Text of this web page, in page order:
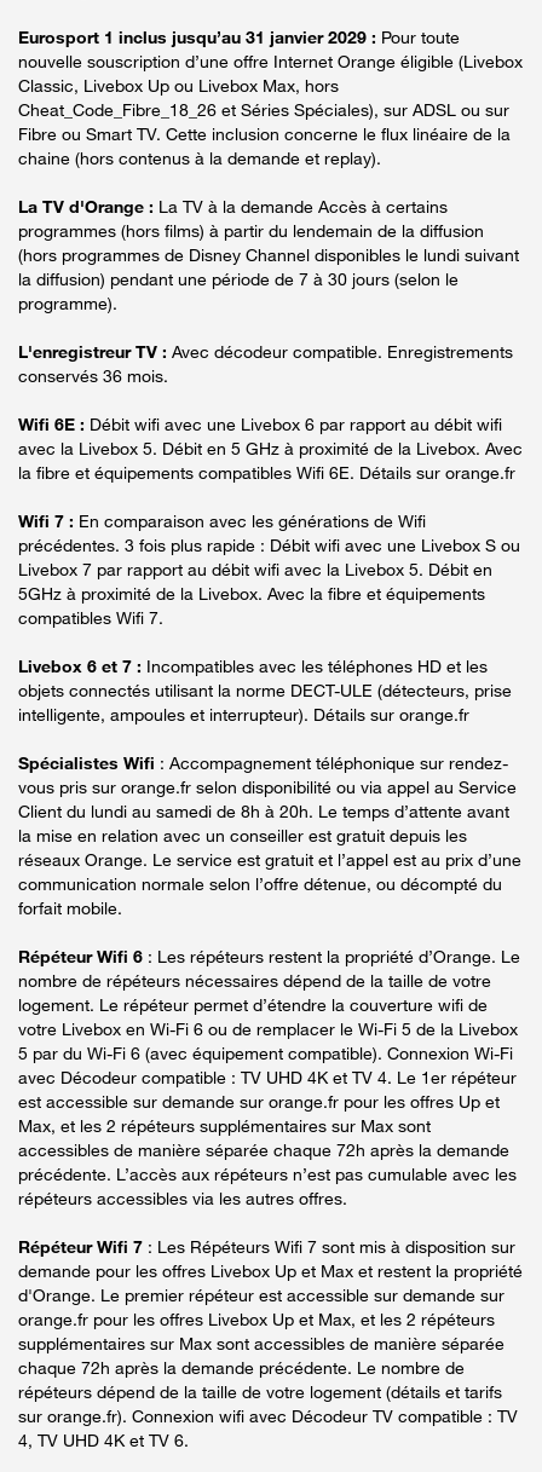
Eurosport 1 inclus jusqu’au 31 janvier 2029 : Pour toute
nouvelle souscription d’une offre Internet Orange éligible (Livebox
Classic, Livebox Up ou Livebox Max, hors
Cheat_Code_Fibre_18_26 et Séries Spéciales), sur ADSL ou sur
Fibre ou Smart TV. Cette inclusion concerne le flux linéaire de la
chaine (hors contenus à la demande et replay).
La TV d'Orange : La TV à la demande Accès à certains
programmes (hors films) à partir du lendemain de la diffusion
(hors programmes de Disney Channel disponibles le lundi suivant
la diffusion) pendant une période de 7 à 30 jours (selon le
programme).
L'enregistreur TV : Avec décodeur compatible. Enregistrements
conservés 36 mois.
Wifi 6E : Débit wifi avec une Livebox 6 par rapport au débit wifi
avec la Livebox 5. Débit en 5 GHz à proximité de la Livebox. Avec
la fibre et équipements compatibles Wifi 6E. Détails sur orange.fr
Wifi 7 : En comparaison avec les générations de Wifi
précédentes. 3 fois plus rapide : Débit wifi avec une Livebox S ou
Livebox 7 par rapport au débit wifi avec la Livebox 5. Débit en
5GHz à proximité de la Livebox. Avec la fibre et équipements
compatibles Wifi 7.
Livebox 6 et 7 : Incompatibles avec les téléphones HD et les
objets connectés utilisant la norme DECT-ULE (détecteurs, prise
intelligente, ampoules et interrupteur). Détails sur orange.fr
Spécialistes Wifi : Accompagnement téléphonique sur rendez-
vous pris sur orange.fr selon disponibilité ou via appel au Service
Client du lundi au samedi de 8h à 20h. Le temps d’attente avant
la mise en relation avec un conseiller est gratuit depuis les
réseaux Orange. Le service est gratuit et l’appel est au prix d’une
communication normale selon l’offre détenue, ou décompté du
forfait mobile.
Répéteur Wifi 6 : Les répéteurs restent la propriété d’Orange. Le
nombre de répéteurs nécessaires dépend de la taille de votre
logement. Le répéteur permet d’étendre la couverture wifi de
votre Livebox en Wi-Fi 6 ou de remplacer le Wi-Fi 5 de la Livebox
5 par du Wi-Fi 6 (avec équipement compatible). Connexion Wi-Fi
avec Décodeur compatible : TV UHD 4K et TV 4. Le 1er répéteur
est accessible sur demande sur orange.fr pour les offres Up et
Max, et les 2 répéteurs supplémentaires sur Max sont
accessibles de manière séparée chaque 72h après la demande
précédente. L’accès aux répéteurs n’est pas cumulable avec les
répéteurs accessibles via les autres offres.
Répéteur Wifi 7 : Les Répéteurs Wifi 7 sont mis à disposition sur
demande pour les offres Livebox Up et Max et restent la propriété
d'Orange. Le premier répéteur est accessible sur demande sur
orange.fr pour les offres Livebox Up et Max, et les 2 répéteurs
supplémentaires sur Max sont accessibles de manière séparée
chaque 72h après la demande précédente. Le nombre de
répéteurs dépend de la taille de votre logement (détails et tarifs
sur orange.fr). Connexion wifi avec Décodeur TV compatible : TV
4, TV UHD 4K et TV 6.